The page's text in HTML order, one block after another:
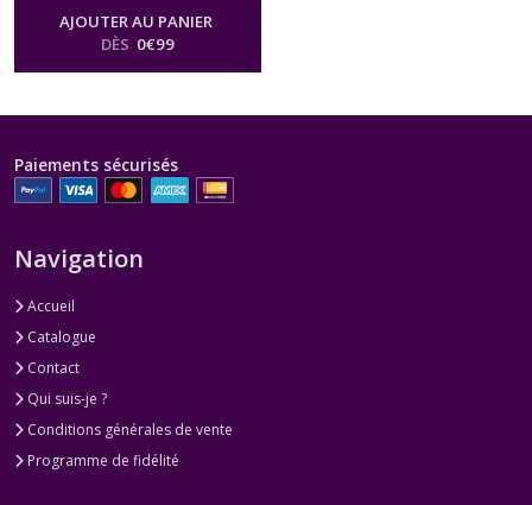
AJOUTER AU PANIER
DÈS 0€99
Paiements sécurisés
Navigation
Accueil
Catalogue
Contact
Qui suis-je ?
Conditions générales de vente
Programme de fidélité